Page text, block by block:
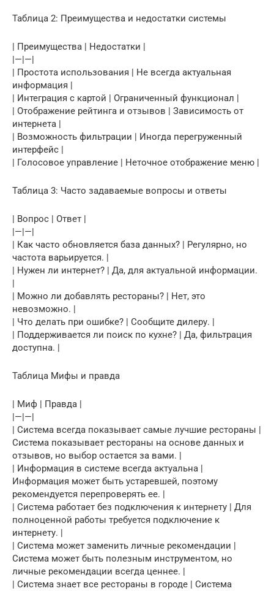
Таблица 2: Преимущества и недостатки системы
| Преимущества | Недостатки |
|—|—|
| Простота использования | Не всегда актуальная
информация |
| Интеграция с картой | Ограниченный функционал |
| Отображение рейтинга и отзывов | Зависимость от
интернета |
| Возможность фильтрации | Иногда перегруженный
интерфейс |
| Голосовое управление | Неточное отображение меню |
Таблица 3: Часто задаваемые вопросы и ответы
| Вопрос | Ответ |
|—|—|
| Как часто обновляется база данных? | Регулярно, но
частота варьируется. |
| Нужен ли интернет? | Да, для актуальной информации.
|
| Можно ли добавлять рестораны? | Нет, это
невозможно. |
| Что делать при ошибке? | Сообщите дилеру. |
| Поддерживается ли поиск по кухне? | Да, фильтрация
доступна. |
Таблица Мифы и правда
| Миф | Правда |
|—|—|
| Система всегда показывает самые лучшие рестораны |
Система показывает рестораны на основе данных и
отзывов, но выбор остается за вами. |
| Информация в системе всегда актуальна |
Информация может быть устаревшей, поэтому
рекомендуется перепроверять ее. |
| Система работает без подключения к интернету | Для
полноценной работы требуется подключение к
интернету. |
| Система может заменить личные рекомендации |
Система может быть полезным инструментом, но
личные рекомендации всегда ценнее. |
| Система знает все рестораны в городе | Система